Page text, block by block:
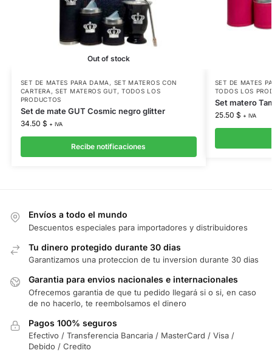
Out of stock
SET DE MATES PARA DAMA , SET MATEROS CON
CARTERA ,SET MATEROS GUT, TODOS LOS
PRODUCTOS
Set de mate GUT Cosmic negro glitter
34.50 $ + IVA
Recibe notificaciones
SET DE MATES
TODOS LOS
Set matero
25.50 $ + IVA
Envíos a todo el mundo
Descuentos especiales para importadores y distribuidores
Tu dinero protegido durante 30 dias
Garantizamos una proteccion de tu inversion durante 30 dias
Garantia para envios nacionales e internacionales
Ofrecemos garantia de que tu pedido llegará si o si, en caso
de no hacerlo, te reembolsamos el dinero
Pagos 100% seguros
Efectivo / Transferencia Bancaria / MasterCard / Visa /
Debido / Credito